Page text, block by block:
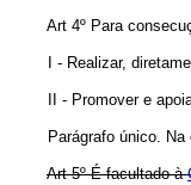
Art 4º Para
I - Realizar,
II - Promover e apoiar
Parágrafo único. Na
Art 5º É facultado à